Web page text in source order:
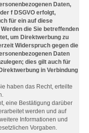
Daten,
f DSGVO erfolgt,
für ein auf diese
die Sie betreffenden
um Direktwerbung zu
Widerspruch gegen die
Daten
dies gilt auch für
in Verbindung
haben das Recht, erteilte
eine Bestätigung darüber
werden und auf
Informationen und
Vorgaben.